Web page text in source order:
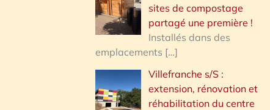
sites de compostage
partagé une première !
Installés dans des
emplacements […]
Villefranche s/S :
extension, rénovation et
réhabilitation du centre